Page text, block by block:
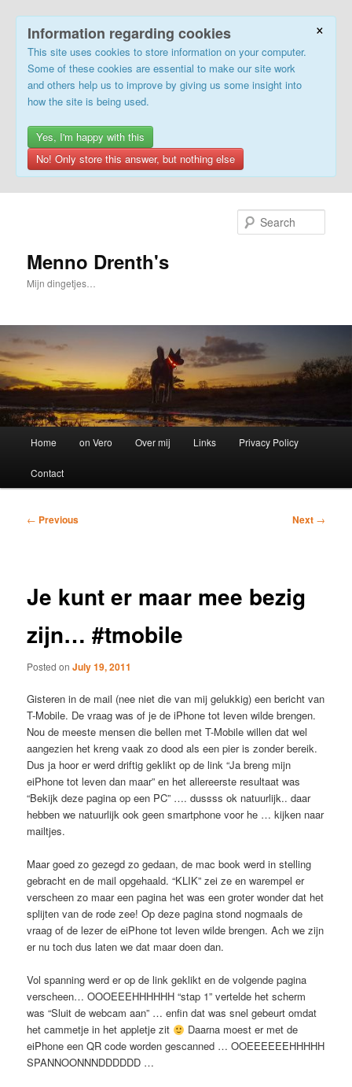
×
Information regarding cookies
This site uses cookies to store information on your computer.
Some of these cookies are essential to make our site work
and others help us to improve by giving us some insight into
how the site is being used.
Yes, I'm happy with this
No! Only store this answer, but nothing else
Menno Drenth's
Mijn dingetjes…
Home on Vero Over mij Links Privacy Policy
Contact
Post
← Previous Next →
Je kunt er maar mee bezig
zijn… #tmobile
Posted onJuly 19, 2011
Gisteren in de mail (nee niet die van mij gelukkig) een bericht van
T-Mobile. De vraag was of je de iPhone tot leven wilde brengen.
Nou de meeste mensen die bellen met T-Mobile willen dat wel
aangezien het kreng vaak zo dood als een pier is zonder bereik.
Dus ja hoor er werd driftig geklikt op de link “Ja breng mijn
eiPhone tot leven dan maar” en het allereerste resultaat was
“Bekijk deze pagina op een PC” …. dussss ok natuurlijk.. daar
hebben we natuurlijk ook geen smartphone voor he … kijken naar
mailtjes.
Maar goed zo gezegd zo gedaan, de mac book werd in stelling
gebracht en de mail opgehaald. “KLIK” zei ze en warempel er
verscheen zo maar een pagina het was een groter wonder dat het
splijten van de rode zee! Op deze pagina stond nogmaals de
vraag of de lezer de eiPhone tot leven wilde brengen. Ach we zijn
er nu toch dus laten we dat maar doen dan.
Vol spanning werd er op de link geklikt en de volgende pagina
verscheen… OOOEEEHHHHHH “stap 1” vertelde het scherm
was “Sluit de webcam aan” … enfin dat was snel gebeurt omdat
het cammetje in het appletje zit
Daarna moest er met de
eiPhone een QR code worden gescanned … OOEEEEEEHHHHH
SPANNOONNNDDDDDD …